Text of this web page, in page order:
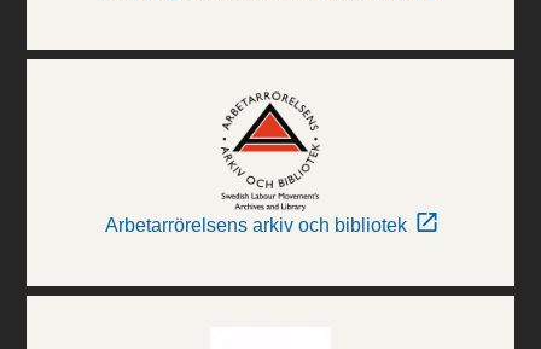
Arbetarrörelsens arkiv och bibliotek